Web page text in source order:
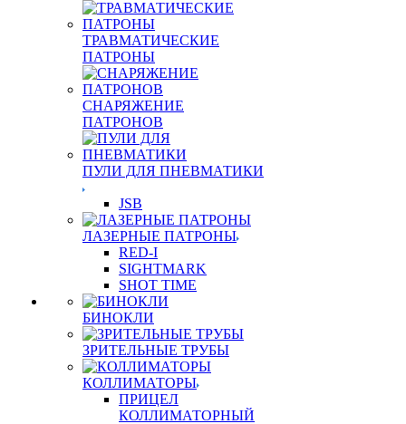
ТРАВМАТИЧЕСКИЕ
ПАТРОНЫ
СНАРЯЖЕНИЕ
ПАТРОНОВ
ПУЛИ ДЛЯ ПНЕВМАТИКИ
JSB
ЛАЗЕРНЫЕ ПАТРОНЫ
RED-I
SIGHTMARK
SHOT TIME
БИНОКЛИ
ЗРИТЕЛЬНЫЕ ТРУБЫ
КОЛЛИМАТОРЫ
ПРИЦЕЛ
КОЛЛИМАТОРНЫЙ